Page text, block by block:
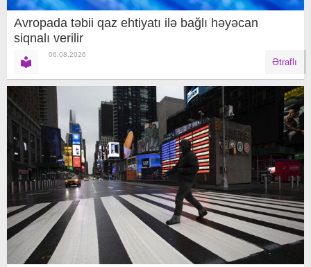
Avropada təbii qaz ehtiyatı ilə bağlı həyəcan
siqnalı verilir
06.08.2026
Ətraflı